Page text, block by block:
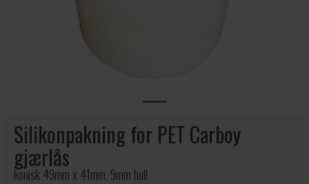
Silikonpakning for PET Carboy
gjærlås
konisk 49mm x 41mm. 9mm hull